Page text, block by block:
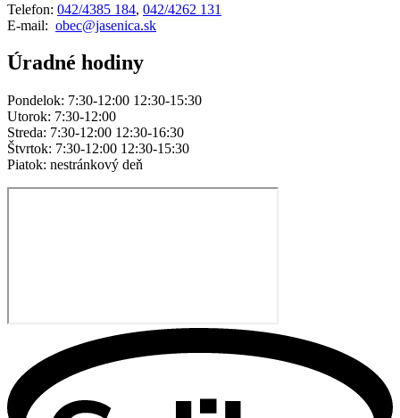
Telefon: 042/4385 184, 042/4262 131
E-mail: obec@jasenica.sk
Úradné hodiny
Pondelok: 7:30-12:00 12:30-15:30
Utorok: 7:30-12:00
Streda: 7:30-12:00 12:30-16:30
Štvrtok: 7:30-12:00 12:30-15:30
Piatok: nestránkový deň